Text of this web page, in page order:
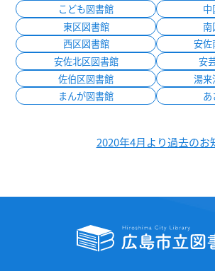
こども図書館
中
東区図書館
南
西区図書館
安佐
安佐北区図書館
安
佐伯区図書館
湯来
まんが図書館
あ
2020年4月より過去のお